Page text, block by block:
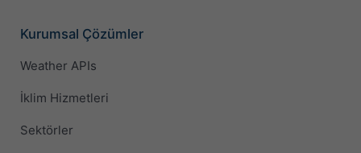
Kurumsal Çözümler
Weather APIs
İklim Hizmetleri
Sektörler